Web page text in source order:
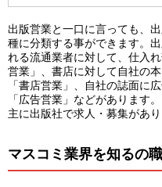
出版営業と一口に言っても、
種に分類する事ができます。
れる流通業者に対して、仕入
営業」、書店に対して自社の
「書店営業」、自社の誌面に
「広告営業」などがあります。
主に出版社で求人・募集があり
マスコミ業界を知るの